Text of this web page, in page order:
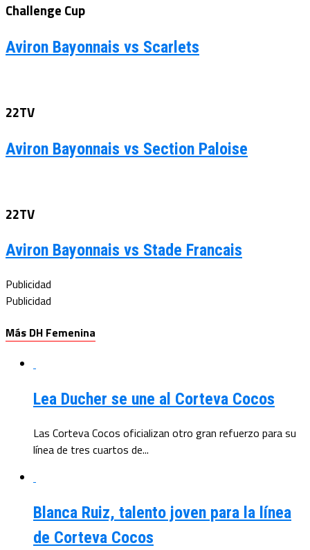
Challenge Cup
Aviron Bayonnais vs Scarlets
22TV
Aviron Bayonnais vs Section Paloise
22TV
Aviron Bayonnais vs Stade Francais
Publicidad
Publicidad
Más DH Femenina
Lea Ducher se une al Corteva Cocos
Las Corteva Cocos oficializan otro gran refuerzo para su
línea de tres cuartos de...
Blanca Ruiz, talento joven para la línea
de Corteva Cocos